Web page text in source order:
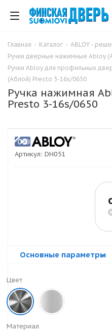
Главная - Каталог - ABLOY -
Ручки дверные нажимные Abloy
Ручки Abloy для профильных
(Аблой) Presto 3-16s/0650
Ручка нажимная
Presto 3-16s/0650
Артикул: DH051
Основные параметры
Цвет
Материал